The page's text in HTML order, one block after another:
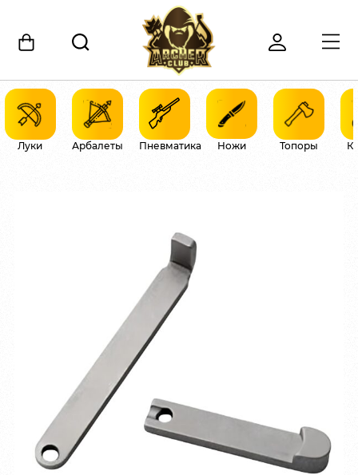
Луки Арбалеты Пневматика Ножи Топоры